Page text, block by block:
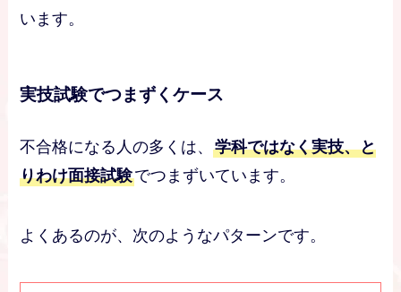
います。
実技試験でつまずくケース
不合格になる人の多くは、学科ではなく実技、と
りわけ面接試験でつまずいています。
よくあるのが、次のようなパターンです。